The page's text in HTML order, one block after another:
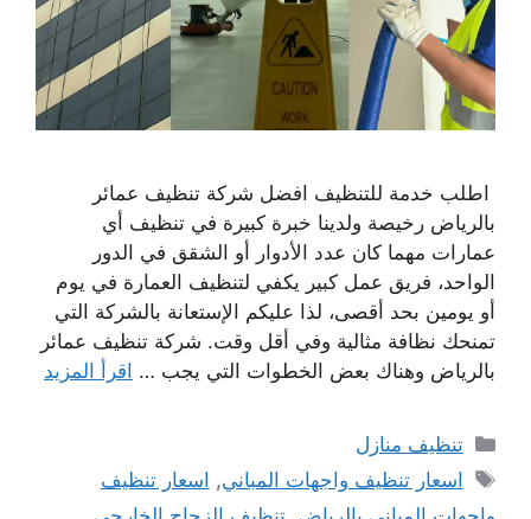
اطلب خدمة للتنظيف افضل شركة تنظيف عمائر
بالرياض رخيصة ولدينا خبرة كبيرة في تنظيف أي
عمارات مهما كان عدد الأدوار أو الشقق في الدور
الواحد، فريق عمل كبير يكفي لتنظيف العمارة في يوم
أو يومين بحد أقصى، لذا عليكم الإستعانة بالشركة التي
تمنحك نظافة مثالية وفي أقل وقت. شركة تنظيف عمائر
بالرياض وهناك بعض الخطوات التي يجب … اقرأ المزيد
التصنيفات
تنظيف منازل
الوسوم
اسعار تنظيف واجهات المباني, اسعار تنظيف